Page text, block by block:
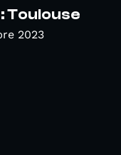
Toulouse
2023